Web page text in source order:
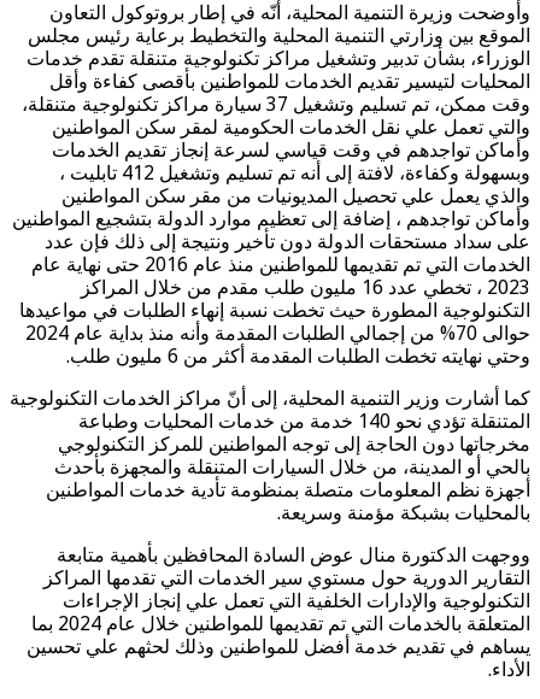
وأوضحت وزيرة التنمية المحلية، أنّه في إطار بروتوكول التعاون
الموقع بين وزارتي التنمية المحلية والتخطيط برعاية رئيس مجلس
الوزراء، بشأن تدبير وتشغيل مراكز تكنولوجية متنقلة تقدم خدمات
المحليات لتيسير تقديم الخدمات للمواطنين بأقصى كفاءة وأقل
وقت ممكن، تم تسليم وتشغيل 37 سيارة مراكز تكنولوجية متنقلة،
والتي تعمل علي نقل الخدمات الحكومية لمقر سكن المواطنين
وأماكن تواجدهم في وقت قياسي لسرعة إنجاز تقديم الخدمات
وبسهولة وكفاءة، لافتة إلى أنه تم تسليم وتشغيل 412 تابليت ،
والذي يعمل علي تحصيل المديونيات من مقر سكن المواطنين
وأماكن تواجدهم ، إضافة إلى تعظيم موارد الدولة بتشجيع المواطنين
على سداد مستحقات الدولة دون تأخير ونتيجة إلى ذلك فإن عدد
الخدمات التي تم تقديمها للمواطنين منذ عام 2016 حتى نهاية عام
2023 ، تخطي عدد 16 مليون طلب مقدم من خلال المراكز
التكنولوجية المطورة حيث تخطت نسبة إنهاء الطلبات في مواعيدها
حوالى 70% من إجمالي الطلبات المقدمة وأنه منذ بداية عام 2024
وحتي نهايته تخطت الطلبات المقدمة أكثر من 6 مليون طلب.
كما أشارت وزير التنمية المحلية، إلى أنّ مراكز الخدمات التكنولوجية
المتنقلة تؤدي نحو 140 خدمة من خدمات المحليات وطباعة
مخرجاتها دون الحاجة إلى توجه المواطنين للمركز التكنولوجي
بالحي أو المدينة، من خلال السيارات المتنقلة والمجهزة بأحدث
أجهزة نظم المعلومات متصلة بمنظومة تأدية خدمات المواطنين
بالمحليات بشبكة مؤمنة وسريعة.
ووجهت الدكتورة منال عوض السادة المحافظين بأهمية متابعة
التقارير الدورية حول مستوي سير الخدمات التي تقدمها المراكز
التكنولوجية والإدارات الخلفية التي تعمل علي إنجاز الإجراءات
المتعلقة بالخدمات التي تم تقديمها للمواطنين خلال عام 2024 بما
يساهم في تقديم خدمة أفضل للمواطنين وذلك لحثهم علي تحسين
الأداء.